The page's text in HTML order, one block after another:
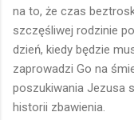
na to, że czas
szczęśliwej rodzinie
dzień, kiedy będzie
zaprowadzi Go na
poszukiwania Jezusa
historii zbawienia.